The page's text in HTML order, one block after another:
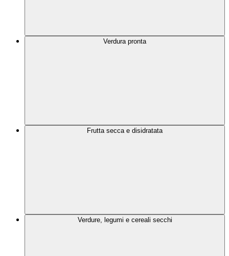
Verdura pronta
Frutta secca e disidratata
Verdure, legumi e cereali secchi